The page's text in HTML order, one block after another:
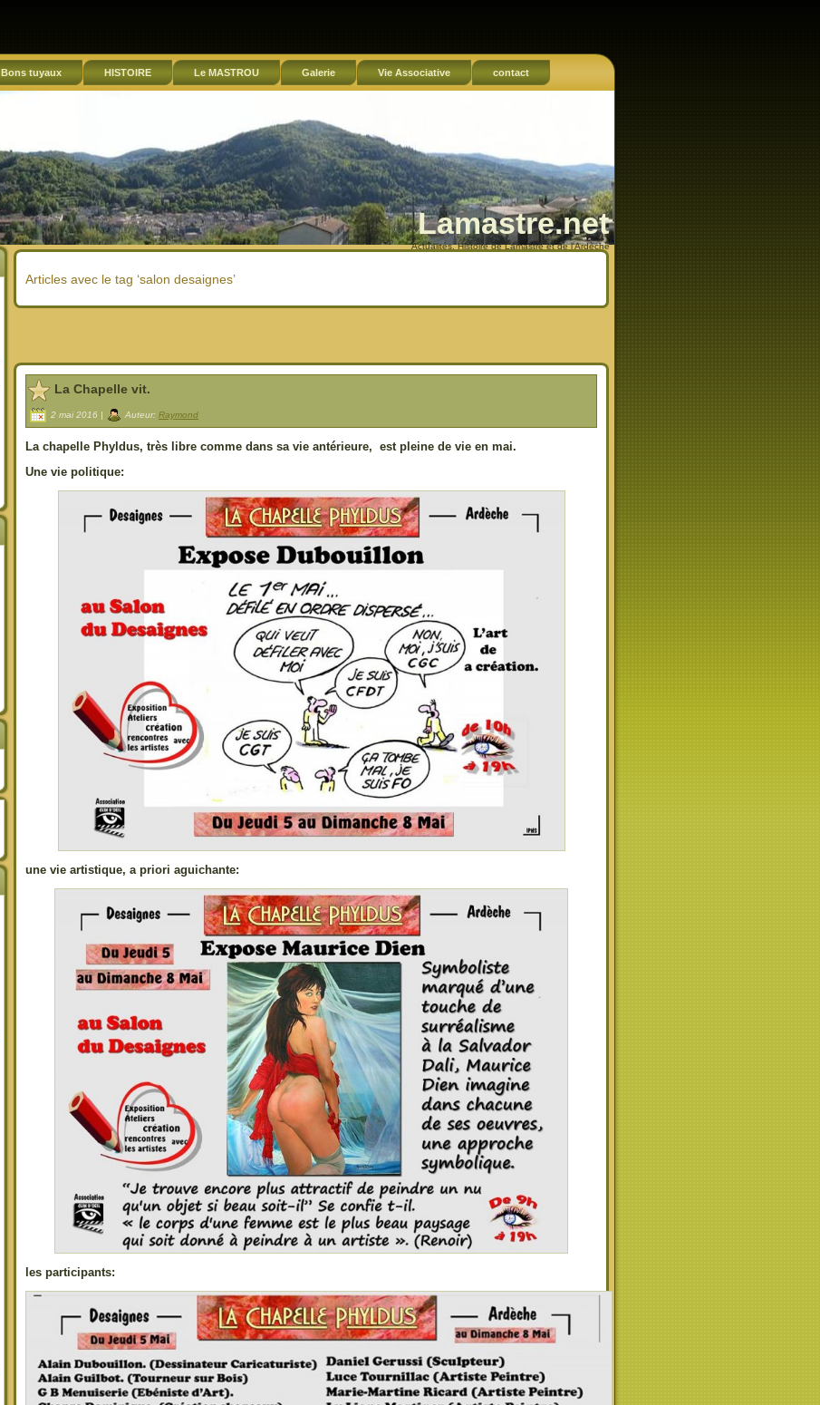
Bons tuyaux HISTOIRE Le MASTROU Galerie Vie Associative contact
Lamastre.net
Actualités, Histoire de Lamastre et de l'Ardèche
Articles avec le tag ‘salon desaignes’
La Chapelle vit.
2 mai 2016 | Auteur: Raymond
La chapelle Phyldus, très libre comme dans sa vie antérieure, est pleine de vie en mai.
Une vie politique:
une vie artistique, a priori aguichante:
les participants: